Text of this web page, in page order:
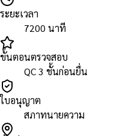
ระยะเวลา
7200 นาที
ขั้นตอนตรวจสอบ
QC 3 ชั้นก่อนยื่น
ใบอนุญาต
สภาทนายความ